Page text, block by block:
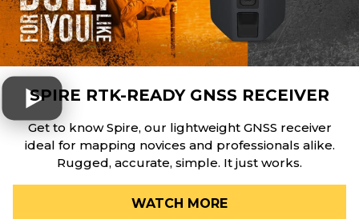
SPIRE RTK-READY GNSS RECEIVER
Get to know Spire, our lightweight GNSS receiver
ideal for mapping novices and professionals alike.
Rugged, accurate, simple. It just works.
WATCH MORE